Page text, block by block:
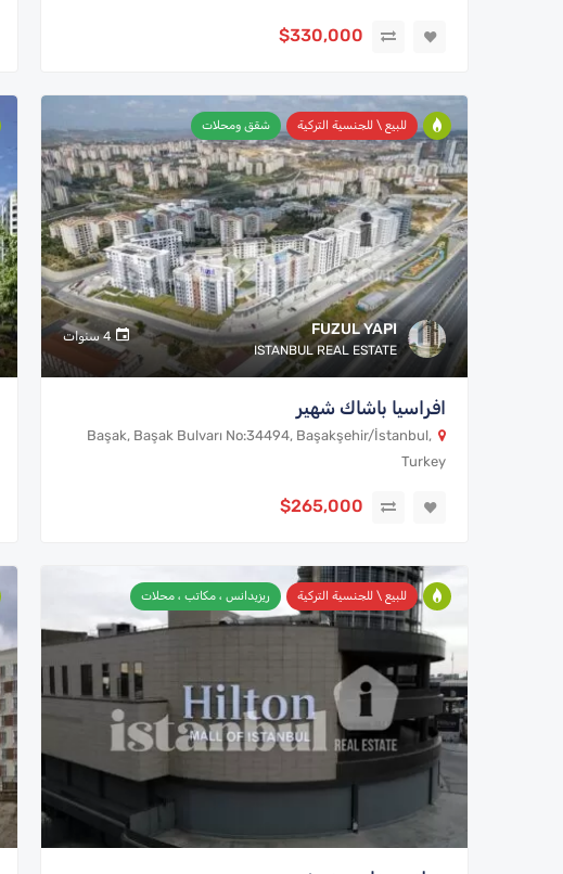
$330,000
FUZUL YAPI
ISTANBUL REAL ESTATE
4 سنوات
للبيع \ للجنسية التركية شقق ومحلات
افراسيا باشاك شهير
Başak, Başak Bulvarı No:34494, Başakşehir/İstanbul,
Turkey
$265,000
للبيع \ للجنسية التركية ريزيدانس ، مكاتب ، محلات